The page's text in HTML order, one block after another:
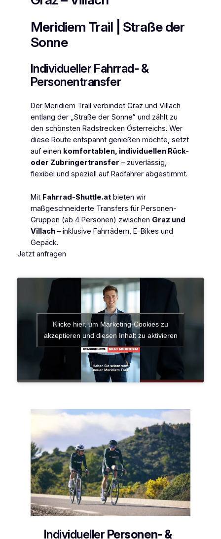
Meridiem Trail | Straße der
Sonne
Individueller Fahrrad- &
Personentransfer
Der Meridiem Trail verbindet Graz und Villach
entlang der „Straße der Sonne“ und zählt zu
den schönsten Radstrecken Österreichs. Wer
diese Route entspannt genießen möchte, setzt
auf einen komfortablen, individuellen Rück-
oder Zubringertransfer – zuverlässig,
flexibel und speziell auf Radfahrer abgestimmt.
Mit Fahrrad-Shuttle.atbieten wir
maßgeschneiderte Transfers für Personen-
Gruppen (ab 4 Personen) zwischen Graz und
Villach– inklusive Fahrrädern, E-Bikes und
Gepäck.
Jetzt anfragen
Klicke hier, um Marketing-Cookies zu
akzeptieren und diesen Inhalt zu aktivieren
Individueller Personen- &